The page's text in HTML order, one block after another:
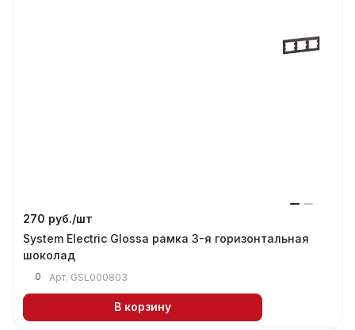
270 руб./шт
System Electric Glossa рамка 3-я горизонтальная
шоколад
0 Арт. GSL000803
В корзину